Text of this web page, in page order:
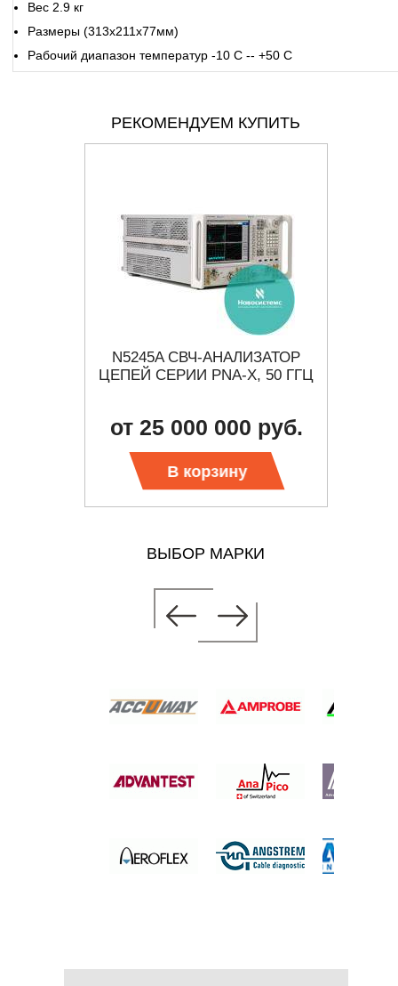
Вес 2.9 кг
Размеры (313х211х77мм)
Рабочий диапазон температур -10 С -- +50 С
РЕКОМЕНДУЕМ КУПИТЬ
N5245A СВЧ-АНАЛИЗАТОР
ЦЕПЕЙ СЕРИИ PNA-X, 50 ГГЦ
от 25 000 000 руб.
В корзину
ВЫБОР МАРКИ